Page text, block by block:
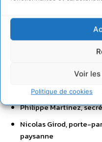
Voir
Politique de cookies
les politiques menées
Lste des
Khaled Gaiji, président
Aurélie Trouvé, porte-
Philippe Martinez,
Nicolas Girod, porte-
paysanne